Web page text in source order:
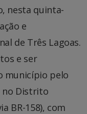
nesta quinta-
e
de Três Lagoas.
e ser
município pelo
no Distrito
BR-158), com